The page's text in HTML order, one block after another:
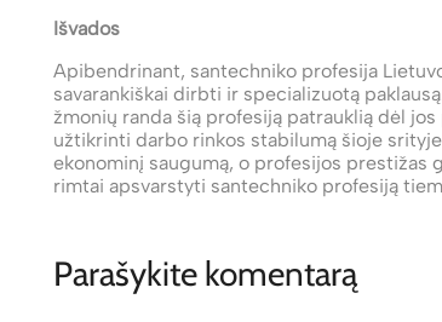
Išvados
Apibendrinant, santechniko profesija
savarankiškai dirbti ir specializuotą
žmonių randa šią profesiją patrauklią dėl
užtikrinti darbo rinkos stabilumą šioje
ekonominį saugumą, o profesijos prestižas
rimtai apsvarstyti santechniko profesiją
Parašykite komentarą